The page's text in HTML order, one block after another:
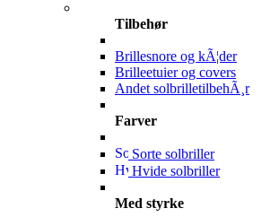
Tilbehør
Brillesnore og kÃ¦der
Brilleetuier og covers
Andet solbrilletilbehÃ¸r
Farver
Sorte solbriller
Hvide solbriller
Med styrke